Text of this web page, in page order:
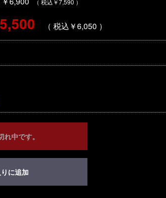
（ 税込￥7,590 ）
（ 税込￥6,050 ）
れ中です。
に追加